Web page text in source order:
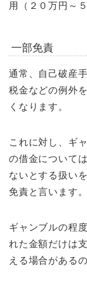
用（２０万円～
一部免責
通常、自己破産
税金などの例外
くなります。
これに対し、ギ
の借金について
ないとする扱い
免責と言います。
ギャンブルの程
れた金額だけは
える場合があるの